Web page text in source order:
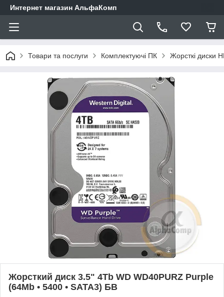
Интернет магазин АльфаКомп
Товари та послуги Комплектуючі ПК Жорсткі диски
Жорсткий диск 3.5" 4Tb WD WD40PURZ Purple
(64Mb • 5400 • SATA3) БВ